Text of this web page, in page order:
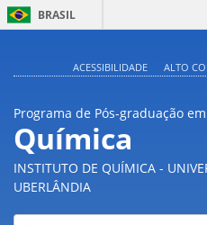
BRASIL
ACESSIBILIDADE
ALTO
Programa de Pós-graduação em
Química
INSTITUTO DE QUÍMICA -
UBERLÂNDIA